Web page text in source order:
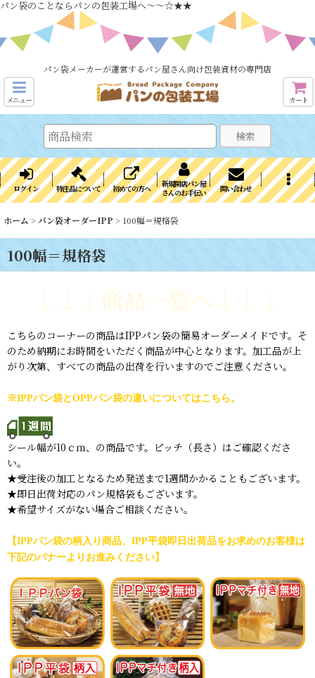
パン袋のことならパンの包装工場へ～～☆★★
パン袋メーカーが運営するパン屋さん向け包装資材の専門店
メニュー カート
検索
ログイン 特注品について 初めての方へ
新規開店パン屋
さんのお手伝い
問い合わせ
ホーム > パン袋オーダーIPP > 100幅＝規格袋
100幅＝規格袋
↓↓↓商品一覧へ↓↓↓
こちらのコーナーの商品はIPPパン袋の簡易オーダーメイドです。そ
のため納期にお時間をいただく商品が中心となります。加工品が上
がり次第、すべての商品の出荷を行いますのでご注意ください。
※IPPパン袋とOPPパン袋の違いについてはこちら。
シール幅が10ｃｍ、の商品です。ピッチ（長さ）はご確認くださ
い。
★受注後の加工となるため発送まで1週間かかることもございます。
★即日出荷対応のパン規格袋もございます。
★希望サイズがない場合ご相談ください。
【IPPパン袋の柄入り商品、IPP平袋即日出荷品をお求めのお客様は
下記のバナーよりお進みください】